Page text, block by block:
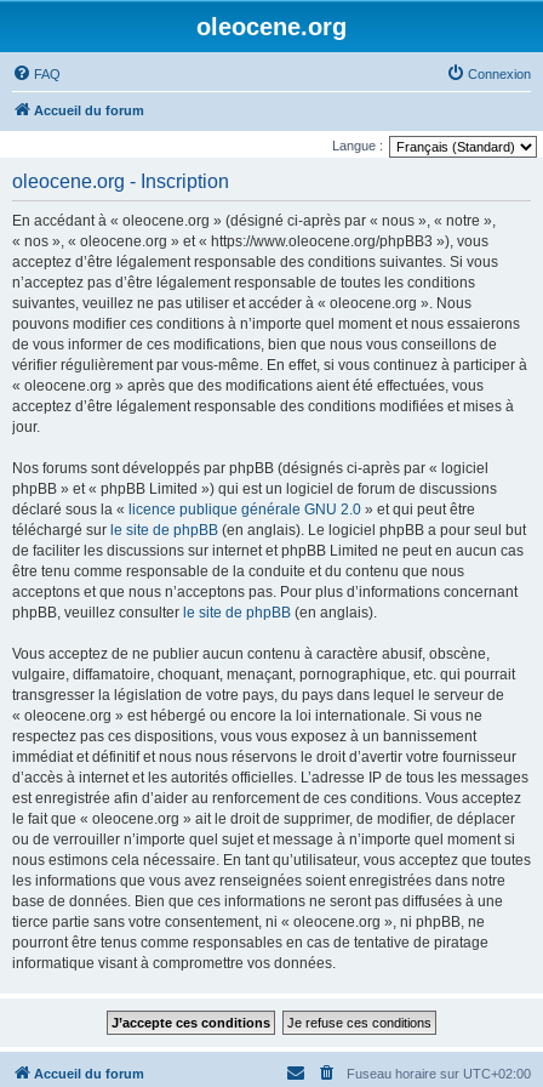
oleocene.org
FAQ Connexion
Accueil du forum
Langue :
oleocene.org - Inscription
En accédant à « oleocene.org » (désigné ci-après par « nous », « notre »,
« nos », « oleocene.org » et « https://www.oleocene.org/phpBB3 »), vous
acceptez d’être légalement responsable des conditions suivantes. Si vous
n’acceptez pas d’être légalement responsable de toutes les conditions
suivantes, veuillez ne pas utiliser et accéder à « oleocene.org ». Nous
pouvons modifier ces conditions à n’importe quel moment et nous essaierons
de vous informer de ces modifications, bien que nous vous conseillons de
vérifier régulièrement par vous-même. En effet, si vous continuez à participer à
« oleocene.org » après que des modifications aient été effectuées, vous
acceptez d’être légalement responsable des conditions modifiées et mises à
jour.
Nos forums sont développés par phpBB (désignés ci-après par « logiciel
phpBB » et « phpBB Limited ») qui est un logiciel de forum de discussions
déclaré sous la « licence publique générale GNU 2.0 » et qui peut être
téléchargé sur le site de phpBB (en anglais). Le logiciel phpBB a pour seul but
de faciliter les discussions sur internet et phpBB Limited ne peut en aucun cas
être tenu comme responsable de la conduite et du contenu que nous
acceptons et que nous n’acceptons pas. Pour plus d’informations concernant
phpBB, veuillez consulter le site de phpBB (en anglais).
Vous acceptez de ne publier aucun contenu à caractère abusif, obscène,
vulgaire, diffamatoire, choquant, menaçant, pornographique, etc. qui pourrait
transgresser la législation de votre pays, du pays dans lequel le serveur de
« oleocene.org » est hébergé ou encore la loi internationale. Si vous ne
respectez pas ces dispositions, vous vous exposez à un bannissement
immédiat et définitif et nous nous réservons le droit d’avertir votre fournisseur
d’accès à internet et les autorités officielles. L’adresse IP de tous les messages
est enregistrée afin d’aider au renforcement de ces conditions. Vous acceptez
le fait que « oleocene.org » ait le droit de supprimer, de modifier, de déplacer
ou de verrouiller n’importe quel sujet et message à n’importe quel moment si
nous estimons cela nécessaire. En tant qu’utilisateur, vous acceptez que toutes
les informations que vous avez renseignées soient enregistrées dans notre
base de données. Bien que ces informations ne seront pas diffusées à une
tierce partie sans votre consentement, ni « oleocene.org », ni phpBB, ne
pourront être tenus comme responsables en cas de tentative de piratage
informatique visant à compromettre vos données.
Accueil du forum Fuseau horaire sur UTC+02:00